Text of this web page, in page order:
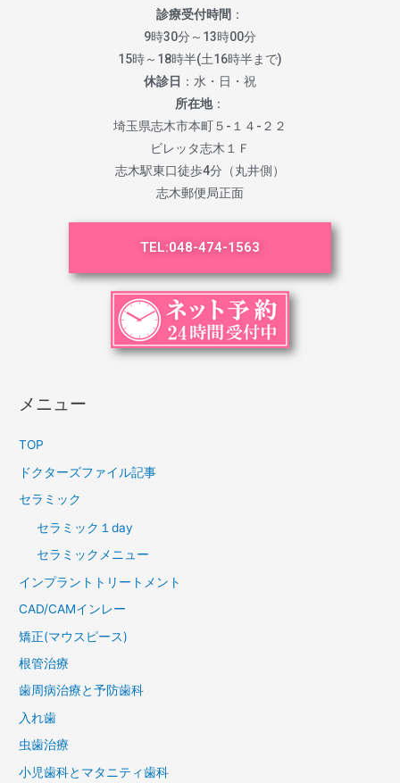
診療受付時間 ：
9時30分～13時00分
15時～18時半(土16時半まで)
休診日 ：水・日・祝
所在地：
埼玉県志木市本町５-１４-２２
ビレッタ志木１Ｆ
志木駅東口徒歩4分（丸井側）
志木郵便局正面
TEL:048-474-1563
メニュー
TOP
ドクターズファイル記事
セラミック
セラミック１day
セラミックメニュー
インプラントトリートメント
CAD/CAMインレー
矯正(マウスピース)
根管治療
歯周病治療と予防歯科
入れ歯
虫歯治療
小児歯科とマタニティ歯科